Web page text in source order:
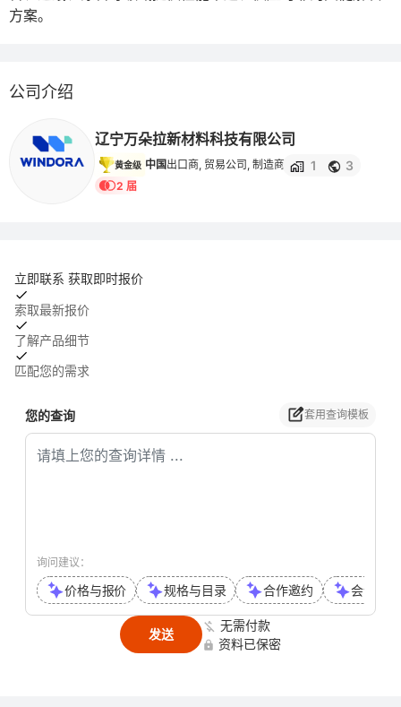
方案。
公司介绍
辽宁万朵拉新材料科技有限公司
黄金级 中国 出口商, 贸易公司, 制造商 1 3
2 届
立即联系 获取即时报价
索取最新报价
了解产品细节
匹配您的需求
您的查询 套用查询模板
询问建议：
价格与报价 规格与目录 合作邀约 会议或
发送
无需付款
资料已保密